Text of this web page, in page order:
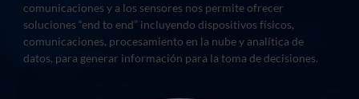
comunicaciones y a los sensores nos permite ofrecer
soluciones “end to end” incluyendo dispositivos físicos,
comunicaciones, procesamiento en la nube y analítica de
datos, para generar información para la toma de decisiones.